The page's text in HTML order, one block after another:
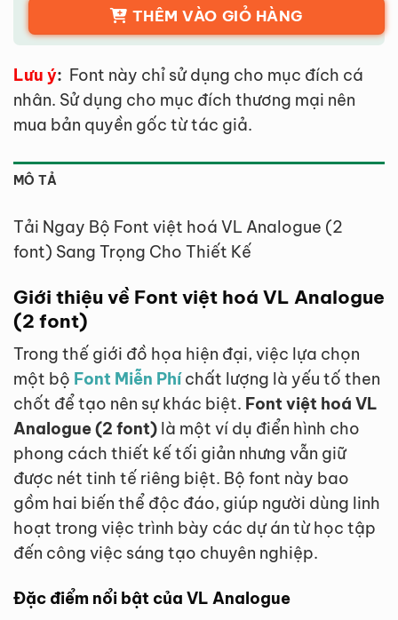
THÊM VÀO GIỎ HÀNG
Lưu ý: Font này chỉ sử dụng cho mục đích cá
nhân. Sử dụng cho mục đích thương mại nên
mua bản quyền gốc từ tác giả.
MÔ TẢ
Tải Ngay Bộ Font việt hoá VL Analogue (2
font) Sang Trọng Cho Thiết Kế
Giới thiệu về Font việt hoá VL Analogue
(2 font)
Trong thế giới đồ họa hiện đại, việc lựa chọn
một bộ Font Miễn Phíchất lượng là yếu tố then
chốt để tạo nên sự khác biệt. Font việt hoá VL
Analogue (2 font) là một ví dụ điển hình cho
phong cách thiết kế tối giản nhưng vẫn giữ
được nét tinh tế riêng biệt. Bộ font này bao
gồm hai biến thể độc đáo, giúp người dùng linh
hoạt trong việc trình bày các dự án từ học tập
đến công việc sáng tạo chuyên nghiệp.
Đặc điểm nổi bật của VL Analogue